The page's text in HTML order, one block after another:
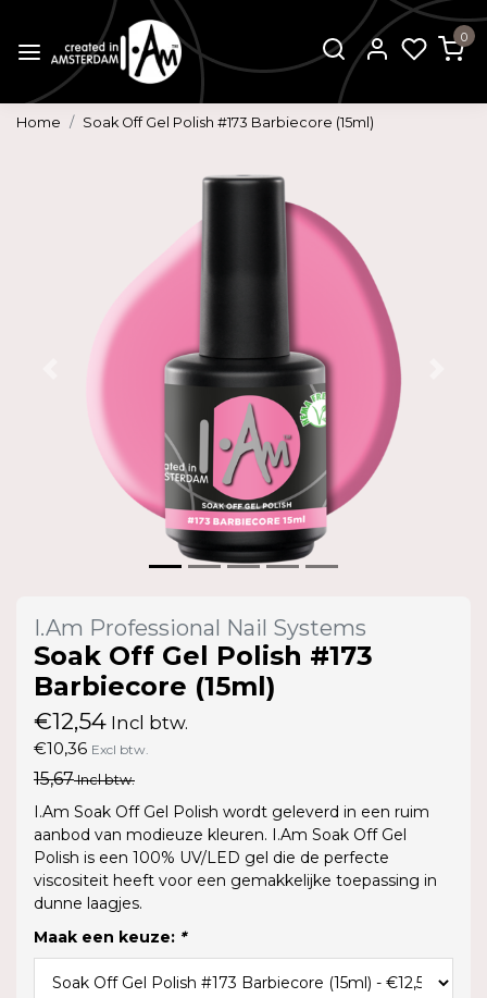
0
Home Soak Off Gel Polish #173 Barbiecore (15ml)
I.Am Professional Nail Systems
Soak Off Gel Polish #173
Barbiecore (15ml)
€12,54 Incl btw.
€10,36 Excl btw.
15,67Incl btw.
I.Am Soak Off Gel Polish wordt geleverd in een ruim
aanbod van modieuze kleuren. I.Am Soak Off Gel
Polish is een 100% UV/LED gel die de perfecte
viscositeit heeft voor een gemakkelijke toepassing in
dunne laagjes.
Maak een keuze: *